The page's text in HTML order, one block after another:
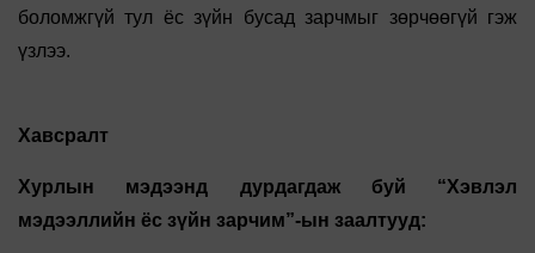
боломжгүй тул ёс зүйн бусад зарчмыг зөрчөөгүй гэж
үзлээ.
Хавсралт
Хурлын мэдээнд дурдагдаж буй “Хэвлэл
мэдээллийн ёс зүйн зарчим”-ын заалтууд: